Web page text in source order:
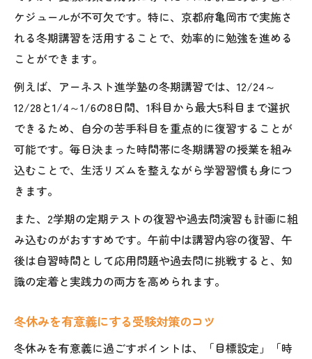
ケジュールが不可欠です。特に、京都府亀岡市で実施さ
れる冬期講習を活用することで、効率的に勉強を進める
ことができます。
例えば、アーネスト進学塾の冬期講習では、12/24～
12/28と1/4～1/6の8日間、1科目から最大5科目まで選択
できるため、自分の苦手科目を重点的に復習することが
可能です。毎日決まった時間帯に冬期講習の授業を組み
込むことで、生活リズムを整えながら学習習慣も身につ
きます。
また、2学期の定期テストの復習や過去問演習も計画に組
み込むのがおすすめです。午前中は講習内容の復習、午
後は自習時間として応用問題や過去問に挑戦すると、知
識の定着と実践力の両方を高められます。
冬休みを有意義にする受験対策のコツ
冬休みを有意義に過ごすポイントは、「目標設定」「時